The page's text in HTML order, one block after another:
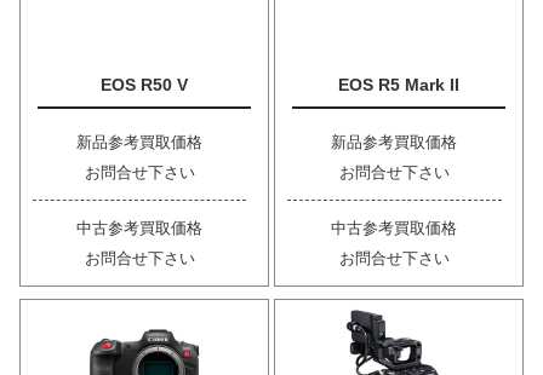
EOS R50 V
新品参考買取価格
お問合せ下さい
中古参考買取価格
お問合せ下さい
EOS R5 Mark II
新品参考買取価格
お問合せ下さい
中古参考買取価格
お問合せ下さい